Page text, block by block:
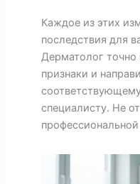
Каждое из этих
последствия для
Дерматолог точно
признаки и
специалисту. Не